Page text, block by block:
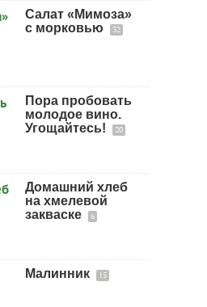
Салат «Мимоза»
с морковью
32
Пора пробовать
молодое вино.
Угощайтесь!
20
Домашний хлеб
на хмелевой
закваске
6
Малинник 15